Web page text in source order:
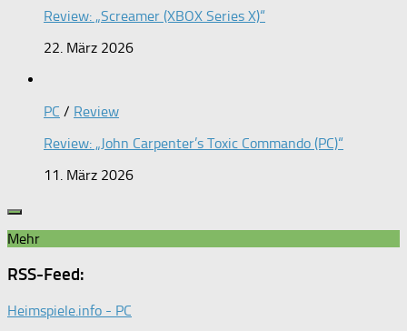
Review: „Screamer (XBOX Series X)“
22. März 2026
PC / Review
Review: „John Carpenter’s Toxic Commando (PC)“
11. März 2026
Mehr
RSS-Feed:
Heimspiele.info - PC